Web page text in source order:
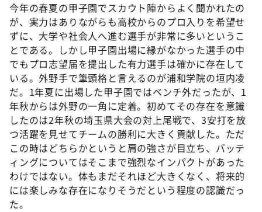
ぺこぱのまるスポ
アナ回覧板
今年の春夏の甲子園でスカウト陣からよく聞かれたの
が、実力はありながらも高校からのプロ入りを希望せ
ずに、大学や社会人へ進む選手が非常に多いというこ
とである。しかし甲子園出場に縁がなかった選手の中
でもプロ志望届を提出した有力選手は確かに存在して
いる。外野手で筆頭格と言えるのが浦和学院の垣内凌
だ。1年夏に出場した甲子園ではベンチ外だったが、1
年秋からは外野の一角に定着。初めてその存在を意識
したのは2年秋の埼玉県大会の対上尾戦で、3安打を放
つ活躍を見せてチームの勝利に大きく貢献した。ただ
この時はどちらかというと肩の強さが目立ち、バッテ
ィングについてはそこまで強烈なインパクトがあった
わけではない。体もまだそれほど大きくなく、将来的
には楽しみな存在になりそうだという程度の認識だっ
た。